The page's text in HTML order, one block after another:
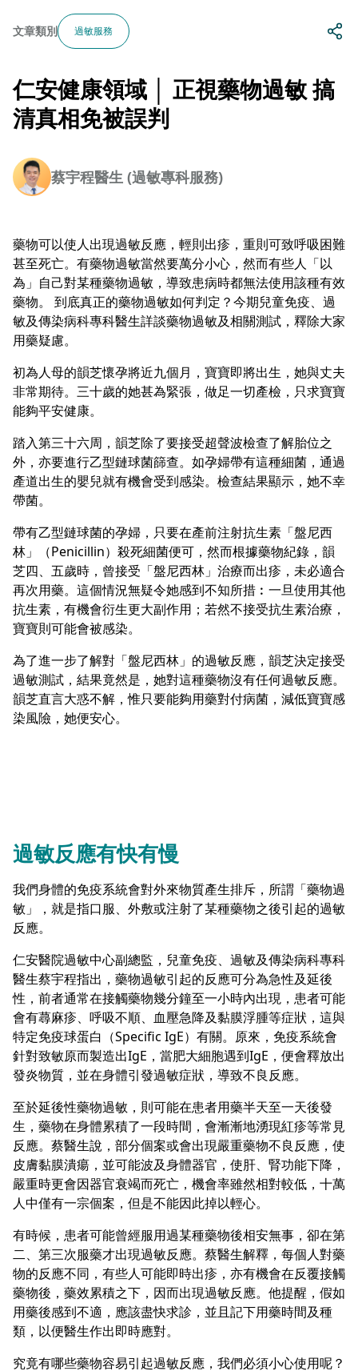
文章類別 過敏服務
仁安健康領域 │ 正視藥物過敏 搞
清真相免被誤判
蔡宇程醫生 (過敏專科服務)
藥物可以使人出現過敏反應，輕則出疹，重則可致呼吸困難
甚至死亡。有藥物過敏當然要萬分小心，然而有些人「以
為」自己對某種藥物過敏，導致患病時都無法使用該種有效
藥物。 到底真正的藥物過敏如何判定？今期兒童免疫、過
敏及傳染病科專科醫生詳談藥物過敏及相關測試，釋除大家
用藥疑慮。
初為人母的韻芝懷孕將近九個月，寶寶即將出生，她與丈夫
非常期待。三十歲的她甚為緊張，做足一切產檢，只求寶寶
能夠平安健康。
踏入第三十六周，韻芝除了要接受超聲波檢查了解胎位之
外，亦要進行乙型鏈球菌篩查。如孕婦帶有這種細菌，通過
產道出生的嬰兒就有機會受到感染。檢查結果顯示，她不幸
帶菌。
帶有乙型鏈球菌的孕婦，只要在產前注射抗生素「盤尼西
林」（Penicillin）殺死細菌便可，然而根據藥物紀錄，韻
芝四、五歲時，曾接受「盤尼西林」治療而出疹，未必適合
再次用藥。這個情況無疑令她感到不知所措︰一旦使用其他
抗生素，有機會衍生更大副作用；若然不接受抗生素治療，
寶寶則可能會被感染。
為了進一步了解對「盤尼西林」的過敏反應，韻芝決定接受
過敏測試，結果竟然是，她對這種藥物沒有任何過敏反應。
韻芝直言大惑不解，惟只要能夠用藥對付病菌，減低寶寶感
染風險，她便安心。
過敏反應有快有慢
我們身體的免疫系統會對外來物質產生排斥，所謂「藥物過
敏」，就是指口服、外敷或注射了某種藥物之後引起的過敏
反應。
仁安醫院過敏中心副總監，兒童免疫、過敏及傳染病科專科
醫生蔡宇程指出，藥物過敏引起的反應可分為急性及延後
性，前者通常在接觸藥物幾分鐘至一小時內出現，患者可能
會有蕁麻疹、呼吸不順、血壓急降及黏膜浮腫等症狀，這與
特定免疫球蛋白（Specific IgE）有關。原來，免疫系統會
針對致敏原而製造出IgE，當肥大細胞遇到IgE，便會釋放出
發炎物質，並在身體引發過敏症狀，導致不良反應。
至於延後性藥物過敏，則可能在患者用藥半天至一天後發
生，藥物在身體累積了一段時間，會漸漸地湧現紅疹等常見
反應。蔡醫生說，部分個案或會出現嚴重藥物不良反應，使
皮膚黏膜潰瘍，並可能波及身體器官，使肝、腎功能下降，
嚴重時更會因器官衰竭而死亡，機會率雖然相對較低，十萬
人中僅有一宗個案，但是不能因此掉以輕心。
有時候，患者可能曾經服用過某種藥物後相安無事，卻在第
二、第三次服藥才出現過敏反應。蔡醫生解釋，每個人對藥
物的反應不同，有些人可能即時出疹，亦有機會在反覆接觸
藥物後，藥效累積之下，因而出現過敏反應。他提醒，假如
用藥後感到不適，應該盡快求診，並且記下用藥時間及種
類，以便醫生作出即時應對。
究竟有哪些藥物容易引起過敏反應，我們必須小心使用呢？